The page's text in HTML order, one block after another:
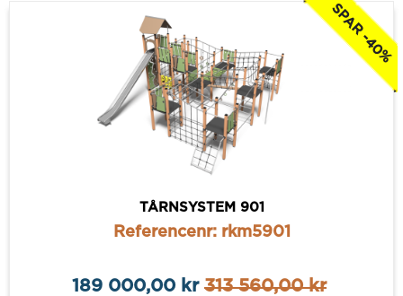
SPAR -40%
TÅRNSYSTEM 901
Referencenr: rkm5901
189 000,00 kr 313 560,00 kr